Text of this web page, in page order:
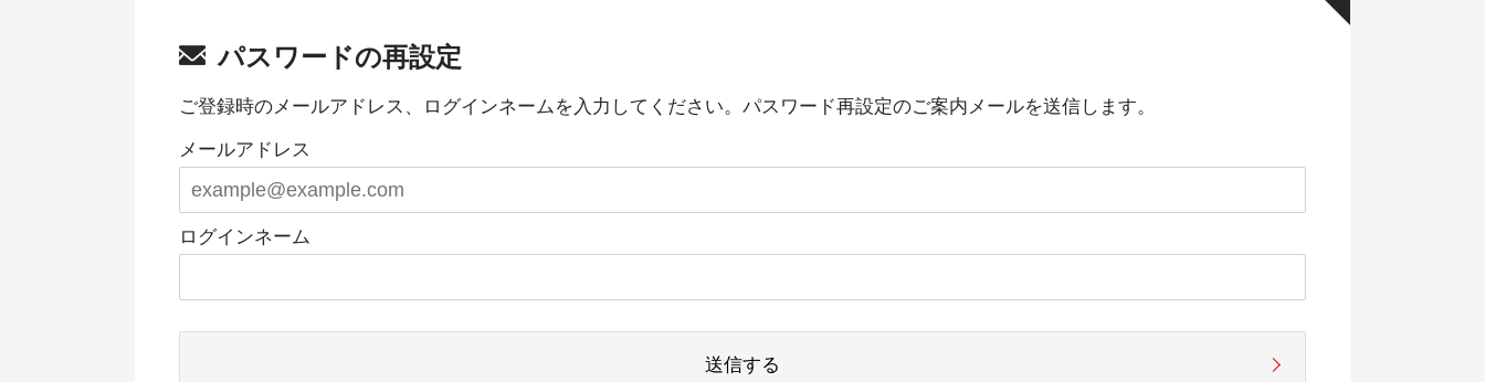
パスワードの再設定
ご登録時のメールアドレス、ログインネームを入力してください。パスワード再設定のご案内メールを送信します。
メールアドレス
ログインネーム
送信する